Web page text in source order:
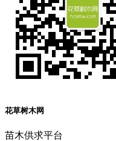
花草树木网
苗木供求平台